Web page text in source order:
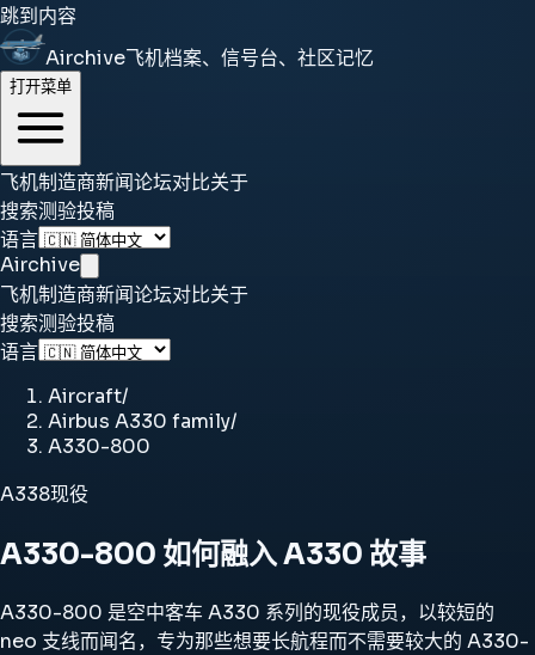
跳到内容
Airchive飞机档案、信号台、社区记忆
打开菜单
飞机制造商新闻论坛对比关于
搜索测验投稿
语言
Airchive
飞机制造商新闻论坛对比关于
搜索测验投稿
语言
Aircraft/
Airbus A330 family/
A330-800
A338现役
A330-800 如何融入 A330 故事
A330-800 是空中客车 A330 系列的现役成员，以较短的
neo 支线而闻名，专为那些想要长航程而不需要较大的 A330-